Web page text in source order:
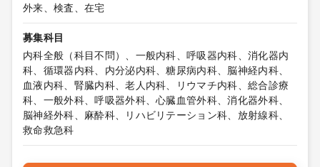
外来、検査、在宅
募集科目
内科全般（科目不問）、一般内科、呼吸器内科、消化器内
科、循環器内科、内分泌内科、糖尿病内科、脳神経内科、
血液内科、腎臓内科、老人内科、リウマチ内科、総合診療
科、一般外科、呼吸器外科、心臓血管外科、消化器外科、
脳神経外科、麻酔科、リハビリテーション科、放射線科、
救命救急科